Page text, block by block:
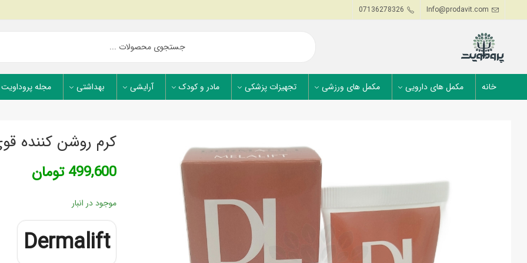
Info@prodavit.com
07136278326
خانه مکمل های دارویی مکمل های ورزشی تجهیزات پزشکی مادر و کودک آرایشی بهداشتی مجله پروداویت
کرم روشن کننده
499,600 تومان
موجود در انبار
Dermalift